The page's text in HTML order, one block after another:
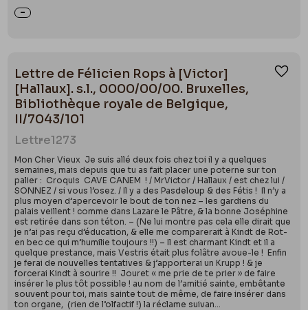
Lettre de Félicien Rops à [Victor]
[Hallaux]. s.l., 0000/00/00. Bruxelles,
Bibliothèque royale de Belgique,
II/7043/101
Lettre1273
Mon Cher Vieux Je suis allé deux fois chez toi il y a quelques
semaines, mais depuis que tu as fait placer une poterne sur ton
palier : Croquis CAVE CANEM ! / MrVictor / Hallaux / est chez lui /
SONNEZ / si vous l’osez. / Il y a des Pasdeloup & des Fétis ! Il n’y a
plus moyen d’apercevoir le bout de ton nez – les gardiens du
palais veillent ! comme dans Lazare le Pâtre, & la bonne Joséphine
est retirée dans son téton. – (Ne lui montre pas cela elle dirait que
je n’ai pas reçu d’éducation, & elle me comparerait à Kindt de Rot-
en bec ce qui m’humilie toujours !!) – Il est charmant Kindt et il a
quelque prestance, mais Vestris était plus folâtre avoue-le ! Enfin
je ferai de nouvelles tentatives & j’apporterai un Krupp ! & je
forcerai Kindt à sourire !! Jouret « me prie de te prier » de faire
insérer le plus tôt possible ! au nom de l’amitié sainte, embêtante
souvent pour toi, mais sainte tout de même, de faire insérer dans
ton organe, (rien de l’olfactif !) la réclame suivan...